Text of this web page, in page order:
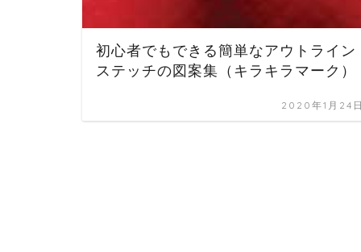
初心者でもできる簡単なアウトライン
ステッチの図案集（キラキラマーク）
2020年1月24